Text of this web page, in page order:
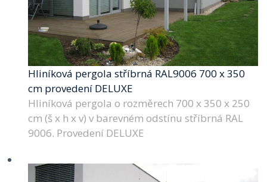
Hliníková pergola stříbrná RAL9006 700 x 350
cm provedení DELUXE
Hliníková pergola o rozměrech 700 x 350 x 250
cm (š x h x v) v barevném odstínu stříbrná RAL
9006. Provedení DELUXE